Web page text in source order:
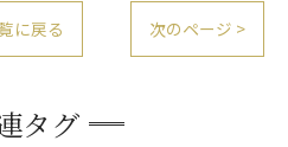
に戻る 次のページ >
タグ